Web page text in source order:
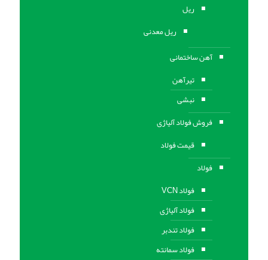
ریل
ریل معدنی
آهن ساختمانی
تیرآهن
نبشی
فروش فولاد آلیاژی
قیمت فولاد
فولاد
فولاد VCN
فولاد آلیاژی
فولاد تندبر
فولاد سمانته